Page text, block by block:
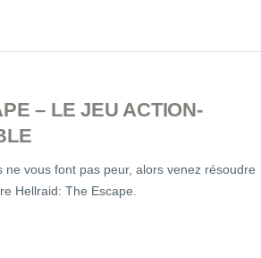
– LE JEU ACTION-
vous font pas peur, alors venez résoudre
Hellraid: The Escape.